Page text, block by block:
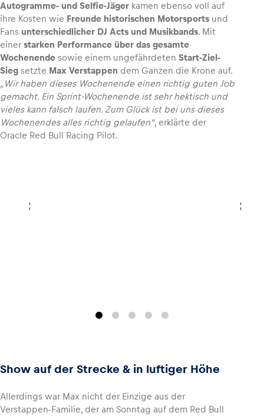
Business
Alle anzeigen
Autogramme- und Selfie-Jäger kamen ebenso voll auf
ihre Kosten wie Freunde historischen Motorsports und
Fans unterschiedlicher DJ Acts und Musikbands. Mit
einerstarken Performance über das gesamte
Wochenende sowie einem ungefährdeten Start-Ziel-
Sieg setzte Max Verstappen dem Ganzen die Krone auf.
„Wir haben dieses Wochenende einen richtig guten Job
gemacht. Ein Sprint-Wochenende ist sehr hektisch und
vieles kann falsch laufen. Zum Glück ist bei uns dieses
Wochenendes alles richtig gelaufen“, erklärte der
Oracle Red Bull Racing Pilot.
Show auf der Strecke & in luftiger Höhe
Allerdings war Max nicht der Einzige aus der
Verstappen-Familie, der am Sonntag auf dem Red Bull